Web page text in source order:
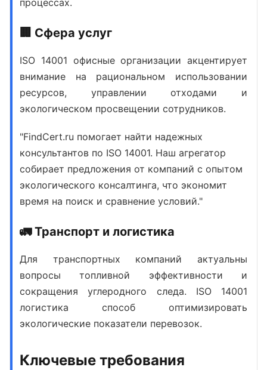
процессах.
🏢 Сфера услуг
ISO 14001 офисные организации акцентирует
внимание на рациональном использовании
ресурсов, управлении отходами и
экологическом просвещении сотрудников.
"FindCert.ru помогает найти надежных
консультантов по ISO 14001. Наш агрегатор
собирает предложения от компаний с опытом
экологического консалтинга, что экономит
время на поиск и сравнение условий."
🚛 Транспорт и логистика
Для транспортных компаний актуальны
вопросы топливной эффективности и
сокращения углеродного следа. ISO 14001
логистика способ оптимизировать
экологические показатели перевозок.
Ключевые требования